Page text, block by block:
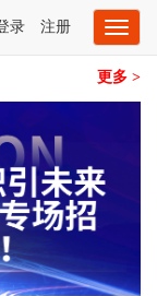
Toggle
录 注册
更多 >